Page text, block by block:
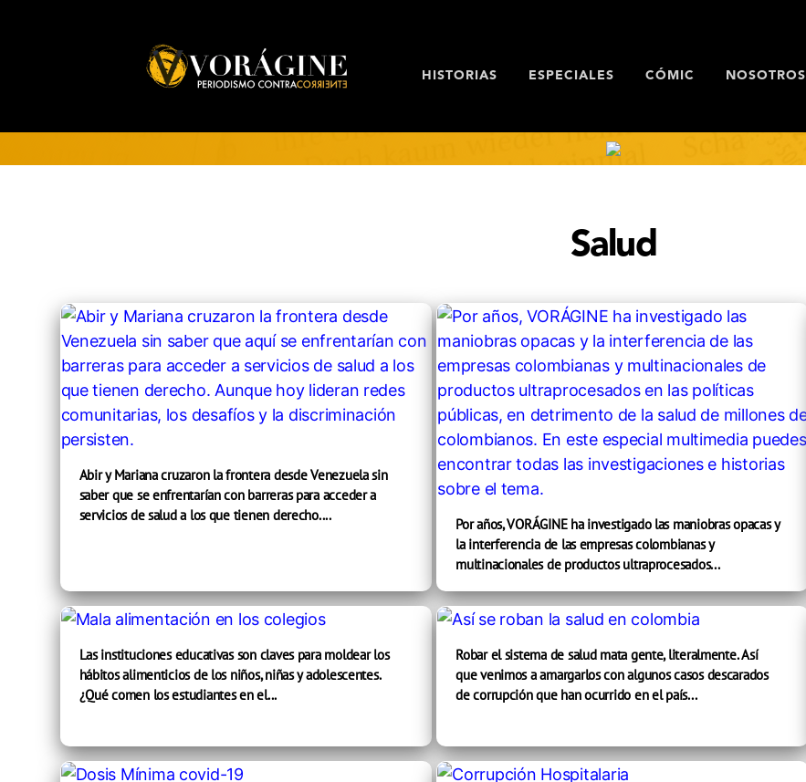
HISTORIAS ESPECIALES CÓMIC NOSOTROS
Salud
Abir y Mariana cruzaron la frontera desde Venezuela sin
saber que se enfrentarían con barreras para acceder a
servicios de salud a los que tienen derecho....
Por años, VORÁGINE ha investigado las maniobras opacas y
la interferencia de las empresas colombianas y
multinacionales de productos ultraprocesados...
Las instituciones educativas son claves para moldear los
hábitos alimenticios de los niños, niñas y adolescentes.
¿Qué comen los estudiantes en el...
Robar el sistema de salud mata gente, literalmente. Así
que venimos a amargarlos con algunos casos descarados
de corrupción que han ocurrido en el país...